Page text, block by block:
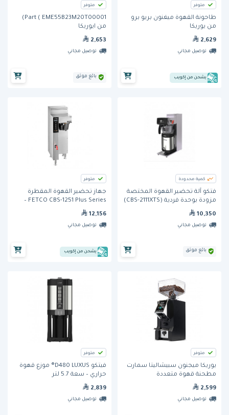
متوفر
طاحونة القهوة ميغنون بريو برو
من يوريكا
2,629
توصيل مجاني
يشحن من إكويب
متوفر
Part ( EME55B23M20T00001)
من ايوريكا
2,653
توصيل مجاني
بائع موثق
كمية محدودة
فتكو آلة تحضير القهوة المختصة
مزودة بوحدة فردية (CBS-2111XTS)
10,350
توصيل مجاني
بائع موثق
متوفر
جهاز تحضير القهوة المقطرة
FETCO CBS-1251 Plus Series –
ساعة
12,156
توصيل مجاني
يشحن من إكويب
متوفر
يوريكا ميجنون سبيشاليتا سمارت
مطحنة قهوة متعددة
الاستخدامات – شفرات 55 مم
2,599
توصيل مجاني
متوفر
فيتكو D480 LUXUS® موزع قهوة
حراري – سعة 5.7 لتر
2,839
توصيل مجاني